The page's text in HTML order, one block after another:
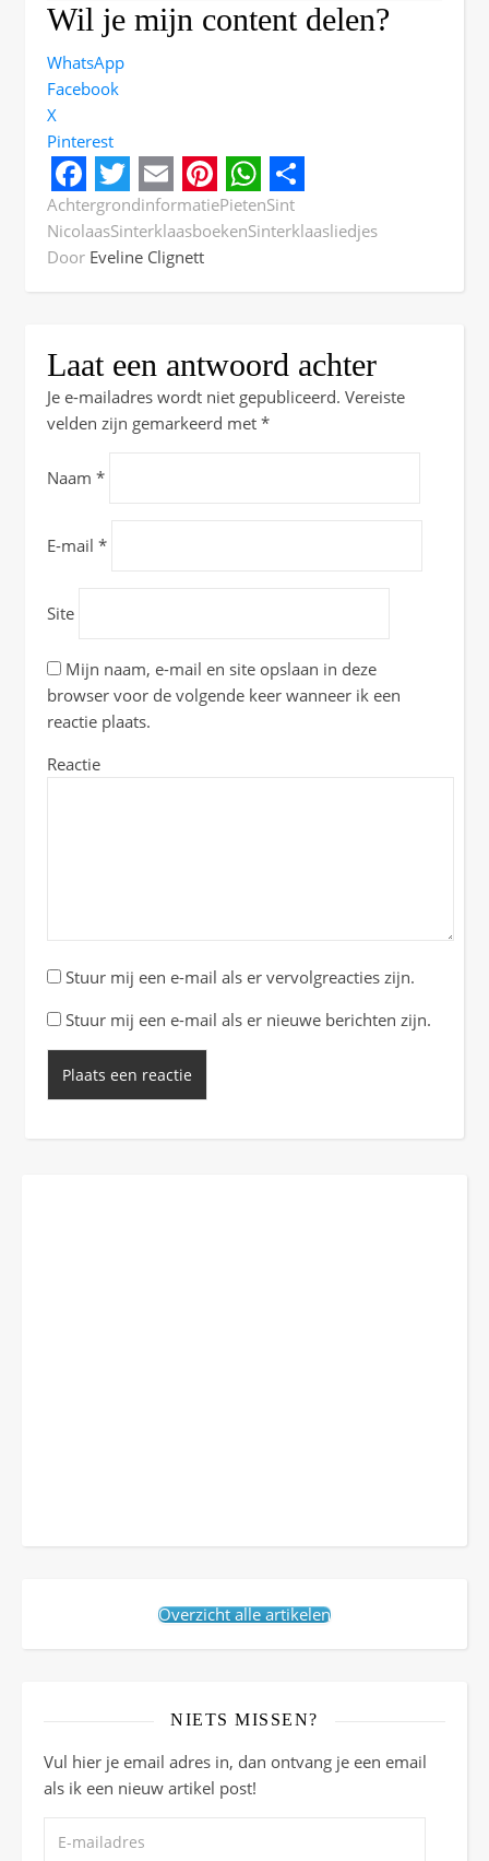
Wil je mijn content delen?
WhatsApp
Facebook
X
Pinterest
Facebook
Twitter
EmailPinterest
WhatsApp
Share
AchtergrondinformatiePietenSint
NicolaasSinterklaasboekenSinterklaasliedjes
Door Eveline Clignett
Laat een antwoord achter
Je e-mailadres wordt niet gepubliceerd. Vereiste
velden zijn gemarkeerd met *
Naam *
E-mail *
Site
Mijn naam, e-mail en site opslaan in deze
browser voor de volgende keer wanneer ik een
reactie plaats.
Reactie
Stuur mij een e-mail als er vervolgreacties zijn.
Stuur mij een e-mail als er nieuwe berichten zijn.
Overzicht alle artikelen
NIETS MISSEN?
Vul hier je email adres in, dan ontvang je een email
als ik een nieuw artikel post!